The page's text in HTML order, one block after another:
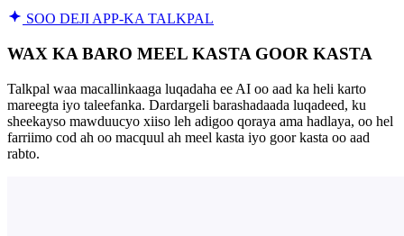
SOO DEJI APP-KA TALKPAL
WAX KA BARO MEEL KASTA GOOR KASTA
Talkpal waa macallinkaaga luqadaha ee AI oo aad ka heli karto
mareegta iyo taleefanka. Dardargeli barashadaada luqadeed, ku
sheekayso mawduucyo xiiso leh adigoo qoraya ama hadlaya, oo hel
farriimo cod ah oo macquul ah meel kasta iyo goor kasta oo aad
rabto.